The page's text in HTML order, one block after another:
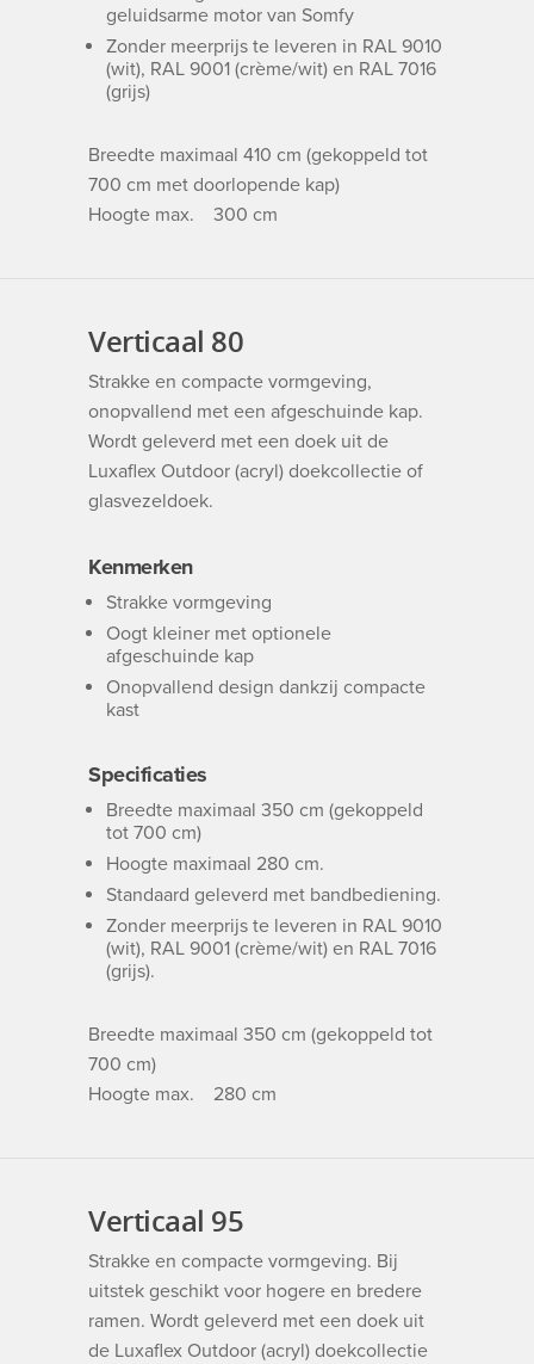
geluidsarme motor van Somfy
Zonder meerprijs te leveren in RAL 9010
(wit), RAL 9001 (crème/wit) en RAL 7016
(grijs)
Breedte maximaal 410 cm (gekoppeld tot
700 cm met doorlopende kap)
Hoogte max. 300 cm
Verticaal 80
Strakke en compacte vormgeving,
onopvallend met een afgeschuinde kap.
Wordt geleverd met een doek uit de
Luxaflex Outdoor (acryl) doekcollectie of
glasvezeldoek.
Kenmerken
Strakke vormgeving
Oogt kleiner met optionele
afgeschuinde kap
Onopvallend design dankzij compacte
kast
Specificaties
Breedte maximaal 350 cm (gekoppeld
tot 700 cm)
Hoogte maximaal 280 cm.
Standaard geleverd met bandbediening.
Zonder meerprijs te leveren in RAL 9010
(wit), RAL 9001 (crème/wit) en RAL 7016
(grijs).
Breedte maximaal 350 cm (gekoppeld tot
700 cm)
Hoogte max. 280 cm
Verticaal 95
Strakke en compacte vormgeving. Bij
uitstek geschikt voor hogere en bredere
ramen. Wordt geleverd met een doek uit
de Luxaflex Outdoor (acryl) doekcollectie